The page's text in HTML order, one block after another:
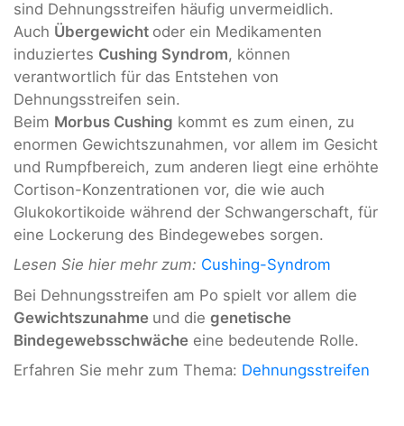
sind Dehnungsstreifen häufig unvermeidlich.
Auch Übergewicht oder ein Medikamenten
induziertes Cushing Syndrom, können
verantwortlich für das Entstehen von
Dehnungsstreifen sein.
Beim Morbus Cushing kommt es zum einen, zu
enormen Gewichtszunahmen, vor allem im Gesicht
und Rumpfbereich, zum anderen liegt eine erhöhte
Cortison-Konzentrationen vor, die wie auch
Glukokortikoide während der Schwangerschaft, für
eine Lockerung des Bindegewebes sorgen.
Lesen Sie hier mehr zum: Cushing-Syndrom
Bei Dehnungsstreifen am Po spielt vor allem die
Gewichtszunahme und die genetische
Bindegewebsschwäche eine bedeutende Rolle.
Erfahren Sie mehr zum Thema: Dehnungsstreifen